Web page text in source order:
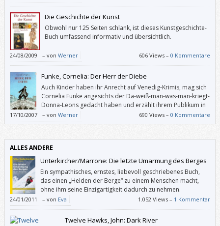
Die Geschichte der Kunst
Obwohl nur 125 Seiten schlank, ist dieses Kunstgeschichte-
Buch umfassend informativ und übersichtlich.
24/08/2009 – von Werner 606 Views –0 Kommentare
Funke, Cornelia: Der Herr der Diebe
Auch Kinder haben ihr Anrecht auf Venedig-Krimis, mag sich
Cornelia Funke angesichts der Da-weiß-man-was-man-kriegt-
Donna-Leons gedacht haben und erzählt ihrem Publikum in
“Der Herr der Diebe” eine anspruchsvolle Geschichte mit
vielen überraschenden Drehungen und Wendungen.
17/10/2007 – von Werner 690 Views –0 Kommentare
ALLES ANDERE
Unterkircher/Marrone: Die letzte Umarmung des Berges
Ein sympathisches, ernstes, liebevoll geschriebenes Buch,
das einen „Helden der Berge“ zu einem Menschen macht,
ohne ihm seine Einzigartigkeit dadurch zu nehmen.
24/01/2011 – von Eva 1.052 Views – 1 Kommentar
Twelve Hawks, John: Dark River